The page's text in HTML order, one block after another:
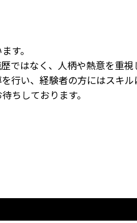
す。
はなく、人柄や熱意を重視
い、経験者の方にはスキル
ちしております。